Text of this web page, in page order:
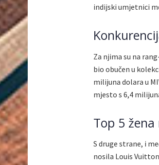
indijski umjetnici
Za njima su na
bio obučen u
milijuna dolara u
mjesto s 6,4
Top 5
S druge strane, i
nosila Louis